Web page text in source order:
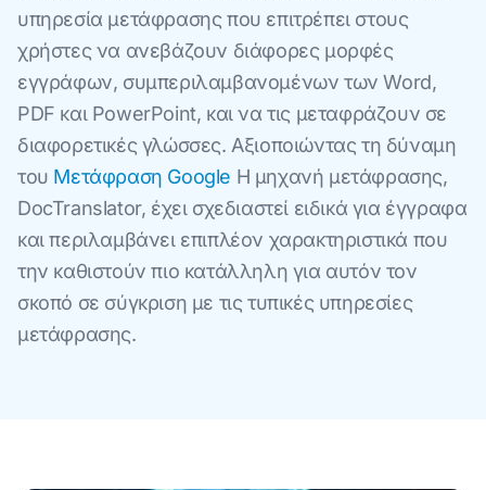
υπηρεσία μετάφρασης που επιτρέπει στους
χρήστες να ανεβάζουν διάφορες μορφές
εγγράφων, συμπεριλαμβανομένων των Word,
PDF και PowerPoint, και να τις μεταφράζουν σε
διαφορετικές γλώσσες. Αξιοποιώντας τη δύναμη
του Μετάφραση Google Η μηχανή μετάφρασης,
DocTranslator, έχει σχεδιαστεί ειδικά για έγγραφα
και περιλαμβάνει επιπλέον χαρακτηριστικά που
την καθιστούν πιο κατάλληλη για αυτόν τον
σκοπό σε σύγκριση με τις τυπικές υπηρεσίες
μετάφρασης.